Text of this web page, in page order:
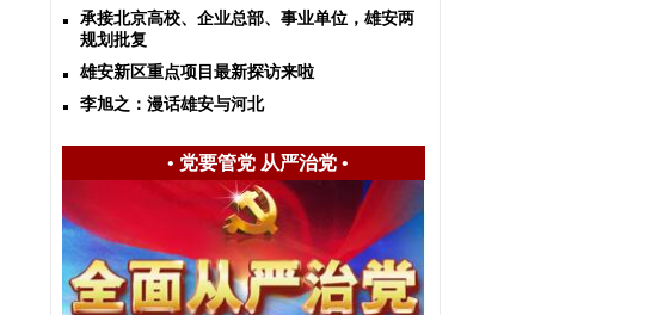
承接北京高校、企业总部、事业单位，雄安两
规划批复
雄安新区重点项目最新探访来啦
李旭之：漫话雄安与河北
• 党要管党 从严治党•